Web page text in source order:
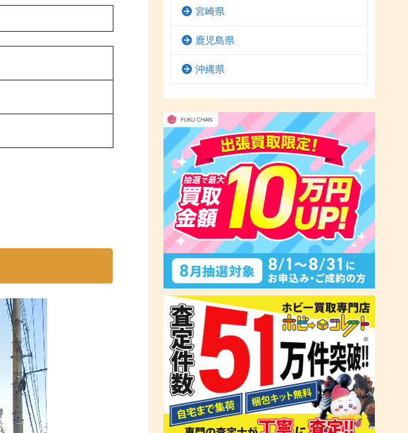
宮崎県
鹿児島県
沖縄県